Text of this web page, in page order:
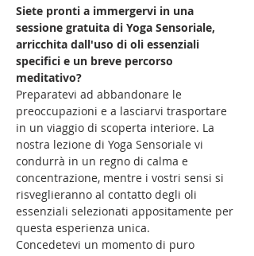
Siete pronti a immergervi in una
sessione gratuita di Yoga Sensoriale,
arricchita dall'uso di oli essenziali
specifici e un breve percorso
meditativo?
Preparatevi ad abbandonare le
preoccupazioni e a lasciarvi trasportare
in un viaggio di scoperta interiore. La
nostra lezione di Yoga Sensoriale vi
condurrà in un regno di calma e
concentrazione, mentre i vostri sensi si
risveglieranno al contatto degli oli
essenziali selezionati appositamente per
questa esperienza unica.
Concedetevi un momento di puro